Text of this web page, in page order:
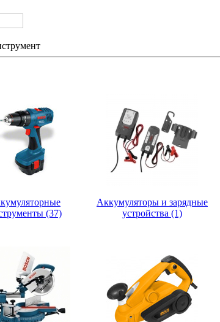
(37)
Аккумуляторы и зарядные
устройства (1)